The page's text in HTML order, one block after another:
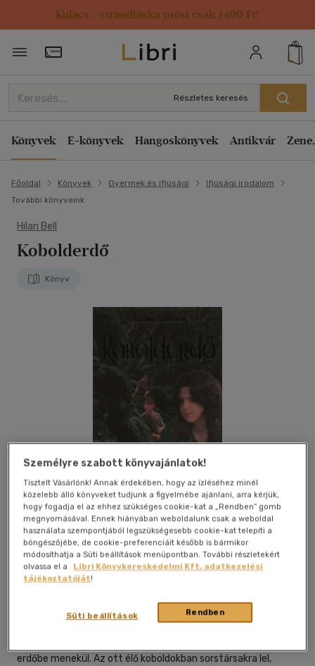
Kulacs / strandtáska most csak 1499 Ft!
Törzsvásárlói Kártya adatai
Részletes keresés
Könyvek E-könyvek Hangoskönyvek Antikvár
Főoldal Könyvek Gyermek és ifjúsági
Ifjúsági irodalom
További könyveink
Hilari Bell
Kobolderdő
Könyv
Kívánságlistához adom
magyar nyelvű|kötve|286 oldal
erdőbe menekül. Az ott élő koboldokban sorstársakra lel,
Személyre szabott könyvajánlatok!
Tisztelt Vásárlónk! Annak érdekében, hogy az ízléséhez minél
közelebb álló könyveket tudjunk a figyelmébe ajánlani, arra kérjük,
hogy fogadja el az ehhez szükséges cookie-kat a „Rendben” gomb
megnyomásával. Ennek hiányában weboldalunk csak a weboldal
használata szempontjából legszükségesebb cookie-kat telepíti a
böngészőjébe, de cookie-preferenciáit később is bármikor
módosíthatja a Süti beállítások menüpontban. További részletekért
olvassa el a
Libri Könyvkereskedelmi Kft. adatkezelési
tájékoztatóját!
Rendben
Süti beállítások